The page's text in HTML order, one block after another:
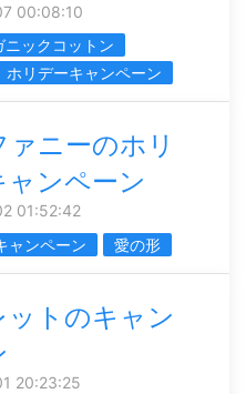
00:08:10
ニックコットン
ホリデーキャンペーン
ァニーのホリ
ャンペーン
01:52:42
ャンペーン 愛の形
ットのキャン
20:23:25